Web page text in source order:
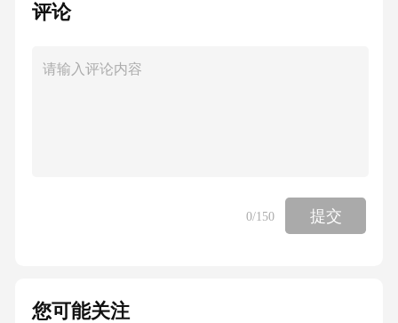
春水中浮动着画船。从狭小的园内扩大到寥廓
自己年华。句意：我这深闺女子太辜负这美好
者是如何揭示人物内心世界的?情景交融。曲中
评论
0/150 提交
您可能关注